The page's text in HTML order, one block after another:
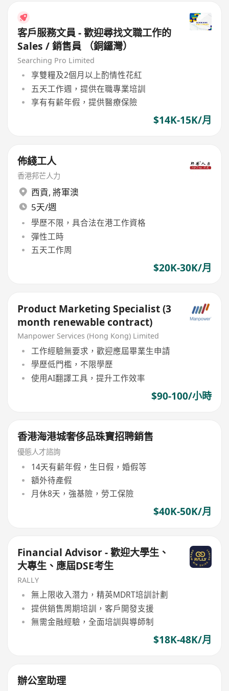
客戶服務文員 - 歡迎尋找文職工作的
Sales / 銷售員 （銅鑼灣）
Searching Pro Limited
享雙糧及2個月以上酌情性花紅
五天工作週，提供在職專業培訓
享有有薪年假，提供醫療保險
$14K-15K/月
佈綫工人
香港邦芒人力
西貢, 將軍澳
5天/週
學歷不限，具合法在港工作資格
彈性工時
五天工作周
$20K-30K/月
Product Marketing Specialist (3
month renewable contract)
Manpower Services (Hong Kong) Limited
工作經驗無要求，歡迎應屆畢業生申請
學歷低門檻，不限學歷
使用AI翻譯工具，提升工作效率
$90-100/小時
香港海港城奢侈品珠寶招聘銷售
優態人才諮詢
14天有薪年假，生日假，婚假等
額外待產假
月休8天，強基險，勞工保險
$40K-50K/月
Financial Advisor - 歡迎大學生、
大專生、應屆DSE考生
RALLY
無上限收入潛力，精英MDRT培訓計劃
提供銷售周期培訓，客戶開發支援
無需金融經驗，全面培訓與導師制
$18K-48K/月
辦公室助理